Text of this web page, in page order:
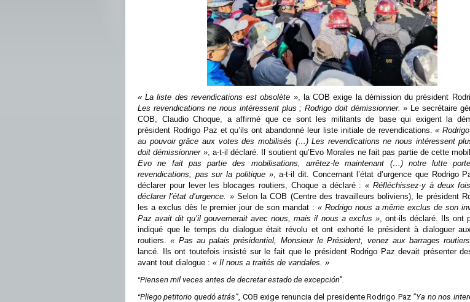
« La liste des revendications est obsolète », la COB exige la démission du président
Les revendications ne nous intéressent plus ; Rodrigo doit démissionner. » Le secrétaire
COB, Claudio Choque, a affirmé que ce sont les militants de base qui exigent la
président Rodrigo Paz et qu’ils ont abandonné leur liste initiale de revendications.«
au pouvoir grâce aux votes des mobilisés (…) Les revendications ne nous intéressent
doit démissionner », a-t-il déclaré. Il soutient qu’Evo Morales ne fait pas partie de cette
Evo ne fait pas partie des mobilisations, arrêtez-le maintenant (…) notre lutte
revendications, pas sur la politique », a-t-il dit. Concernant l’état d’urgence que Rodrigo
déclarer pour lever les blocages routiers, Choque a déclaré :« Réfléchissez-y à deux
déclarer l’état d’urgence. »Selon la COB (Centre des travailleurs boliviens), le président
les a exclus dès le premier jour de son mandat : « Rodrigo nous a même exclus de son
Paz avait dit qu’il gouvernerait avec nous, mais il nous a exclus », ont-ils déclaré. Ils ont
indiqué que le temps du dialogue était révolu et ont exhorté le président à dialoguer
routiers.« Pas au palais présidentiel, Monsieur le Président, venez aux barrages
lancé. Ils ont toutefois insisté sur le fait que le président Rodrigo Paz devait présenter
avant tout dialogue : « Il nous a traités de vandales. »
“Piensen mil veces antes de decretar estado de excepción”.
“Pliego petitorio quedó atrás”, COB exige renuncia del presidente Rodrigo Paz “Ya no nos